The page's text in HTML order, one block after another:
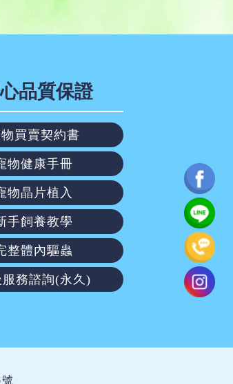
品質保證
買賣契約書
物健康手冊
物晶片植入
手飼養教學
整體內驅蟲
服務諮詢(永久)